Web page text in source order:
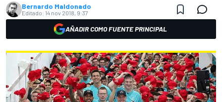
Bernardo Maldonado
Editado: 14 nov 2018, 9:37
AÑADIR COMO FUENTE PRINCIPAL